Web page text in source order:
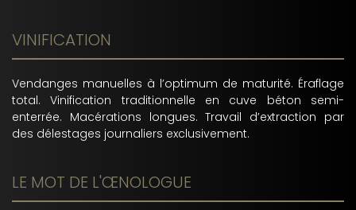
VINIFICATION
Vendanges manuelles à l’optimum de maturité. Éraflage
total. Vinification traditionnelle en cuve béton semi-
enterrée. Macérations longues. Travail d’extraction par
des délestages journaliers exclusivement.
LE MOT DE L'ŒNOLOGUE